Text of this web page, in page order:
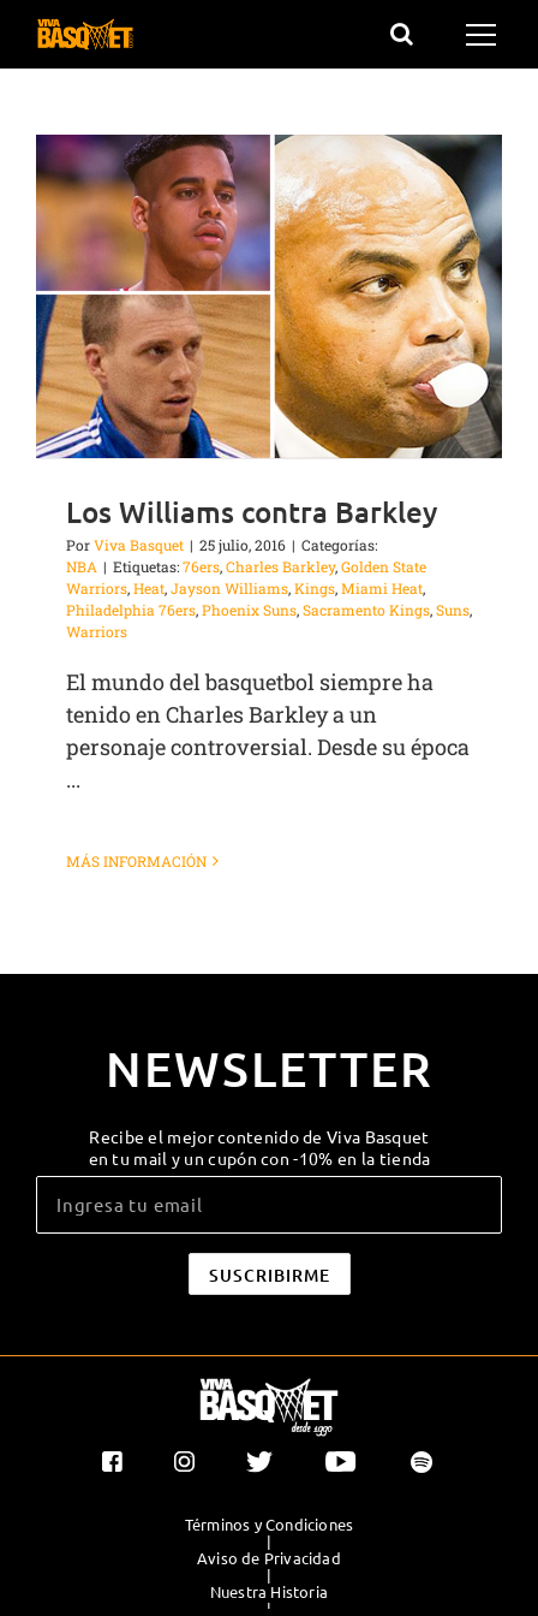
Saltar
Los Williams contra Barkley
PorViva Basquet | 25 julio, 2016 | Categorías:
NBA | Etiquetas:76ers,Charles Barkley,Golden State
Warriors,Heat,Jayson Williams,Kings,Miami Heat,
Philadelphia 76ers,Phoenix Suns,Sacramento Kings,Suns,
Warriors
El mundo del basquetbol siempre ha
tenido en Charles Barkley a un
personaje controversial. Desde su época
...
MÁS INFORMACIÓN
NEWSLETTER
Recibe el mejor contenido de Viva Basquet
en tu mail y un cupón con -10% en la tienda
Términos y Condiciones
|
Aviso de Privacidad
|
Nuestra Historia
|